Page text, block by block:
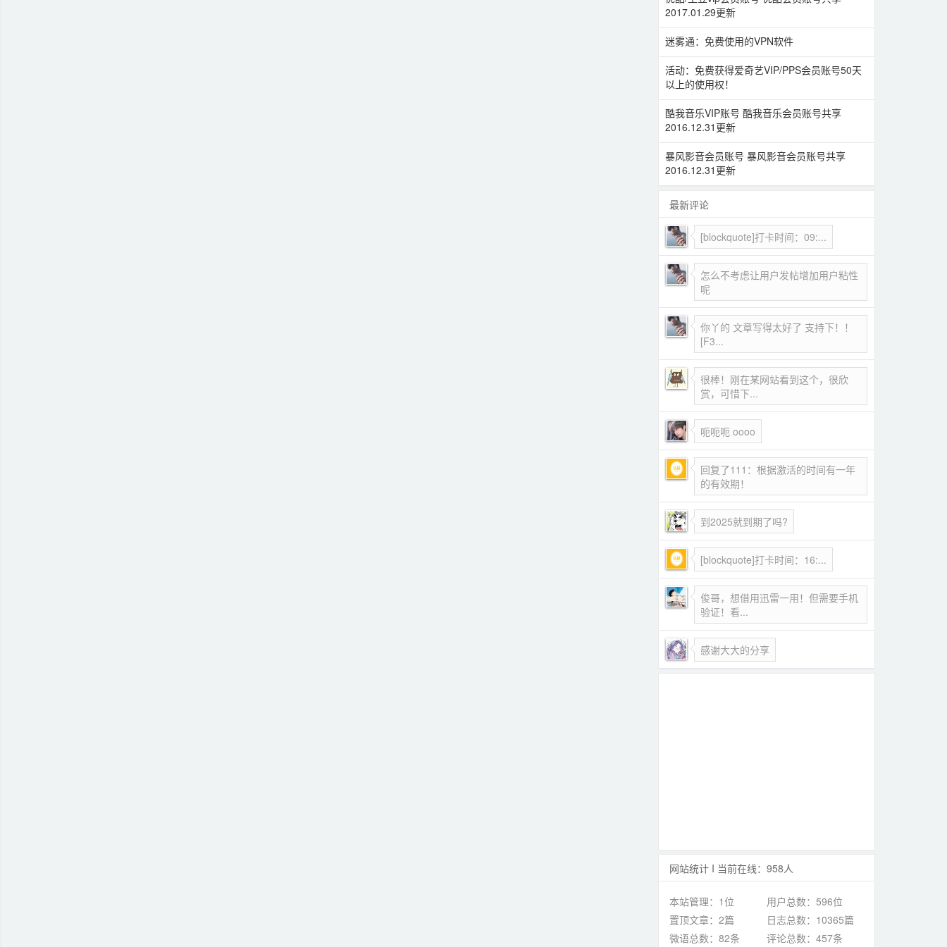
2017.01.29更新
迷雾通：免费使用的VPN软件
活动：免费获得爱奇艺VIP/PPS会员账号50天
以上的使用权！
酷我音乐VIP账号 酷我音乐会员账号共享
2016.12.31更新
暴风影音会员账号 暴风影音会员账号共享
2016.12.31更新
最新评论
[blockquote]打卡时间：09:...
怎么不考虑让用户发帖增加用户粘性
呢
你丫的 文章写得太好了 支持下！！
[F3...
很棒！刚在某网站看到这个，很欣
赏，可惜下...
呃呃呃 oooo
回复了111：根据激活的时间有一年
的有效期！
到2025就到期了吗?
[blockquote]打卡时间：16:...
俊哥，想借用迅雷一用！但需要手机
验证！看...
感谢大大的分享
网站统计 I 当前在线：958人
本站管理：1位
用户总数：596位
置顶文章：2篇
日志总数：10365篇
微语总数：82条
评论总数：457条